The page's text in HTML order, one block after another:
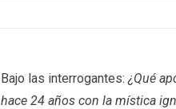
Bajo las interrogantes: ¿Qué
hace 24 años con la mística